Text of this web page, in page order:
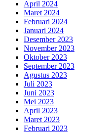
April 2024
Maret 2024
Februari 2024
Januari 2024
Desember 2023
November 2023
Oktober 2023
September 2023
Agustus 2023
Juli 2023
Juni 2023
Mei 2023
April 2023
Maret 2023
Februari 2023